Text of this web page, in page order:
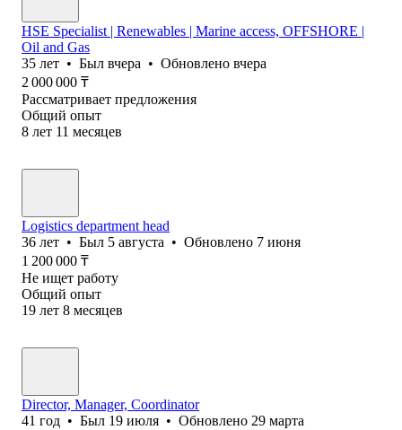
HSE Specialist | Renewables | Marine access, OFFSHORE |
Oil and Gas
35 лет • Был вчера • Обновлено вчера
2 000 000 ₸
Рассматривает предложения
Общий опыт
8 лет 11 месяцев
Logistics department head
36 лет • Был 5 августа • Обновлено 7 июня
1 200 000 ₸
Не ищет работу
Общий опыт
19 лет 8 месяцев
Director, Manager, Coordinator
41 год • Был 19 июля • Обновлено 29 марта